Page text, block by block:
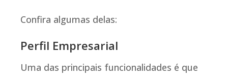
Confira algumas delas:
Perfil Empresarial
Uma das principais funcionalidades é que